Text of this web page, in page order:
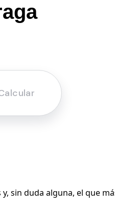
sin duda alguna, el que